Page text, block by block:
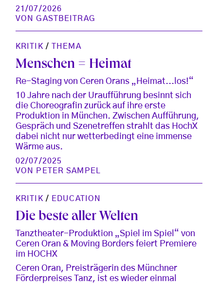
21/07/2026
VONGASTBEITRAG
KRITIK/ THEMA
Menschen = Heimat
Re-Staging von Ceren Orans „Heimat...los!“
10 Jahre nach der Uraufführung besinnt sich
die Choreografin zurück auf ihre erste
Produktion in München. Zwischen Aufführung,
Gespräch und Szenetreffen strahlt das HochX
dabei nicht nur wetterbedingt eine immense
Wärme aus.
02/07/2025
VON
PETER SAMPEL
KRITIK/ EDUCATION
Die beste aller Welten
Tanztheater-Produktion „Spiel im Spiel“ von
Ceren Oran & Moving Borders feiert Premiere
im HOCHX
Ceren Oran, Preisträgerin des Münchner
Förderpreises Tanz, ist es wieder einmal